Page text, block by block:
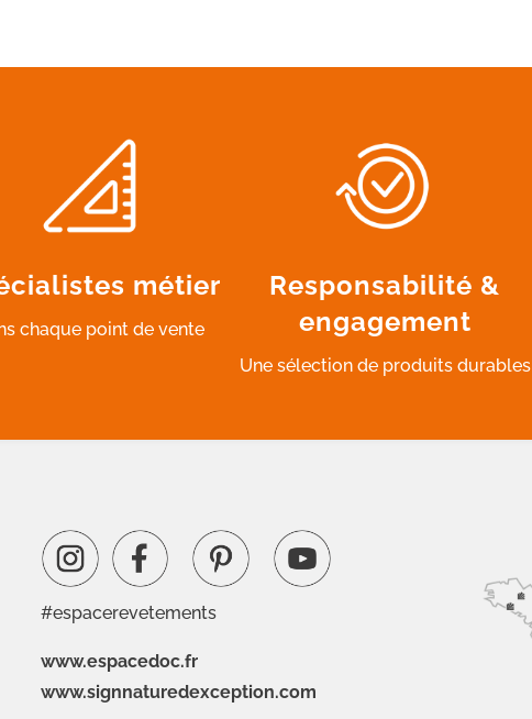
métier
chaque point de vente
Responsabilité &
engagement
Une sélection de produits durables
#espacerevetements
www.espacedoc.fr
www.signnaturedexception.com